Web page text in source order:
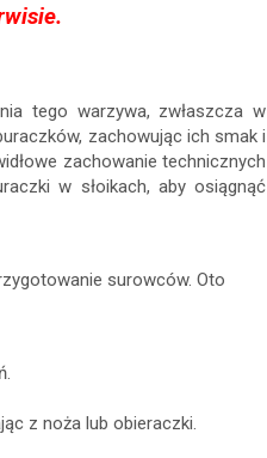
tego warzywa, zwłaszcza w
zachowując ich smak i
zachowanie technicznych
w słoikach, aby osiągnąć
surowców. Oto
z noża lub obieraczki.